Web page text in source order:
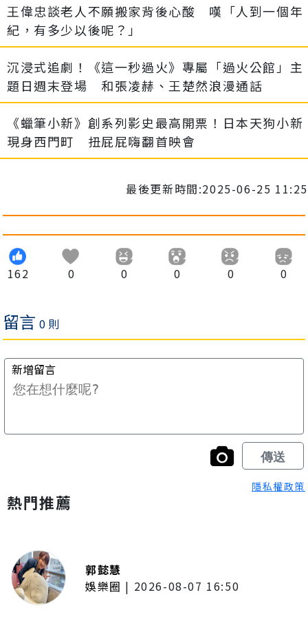
王偉忠談老人不願搬家背後心酸 嘆「人到一個年
紀，有多少以後呢？」
沉浸式追劇！《這一秒過火》專屬「過火公館」主
題日週末登場 和張凌赫、王楚然浪漫通話
《蠟筆小新》創系列影史最高開票！日本天狗小新
現身西門町 扭屁屁嗨翻首映會
最後更新時間:2025-06-25 11:25
162 0 0 0 0 0
隱私權政策
熱門推薦
郭懿慧
娛樂圈 | 2026-08-07 16:50